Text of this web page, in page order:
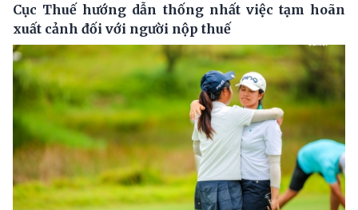
Cục Thuế hướng dẫn thống nhất việc tạm hoãn
xuất cảnh đối với người nộp thuế